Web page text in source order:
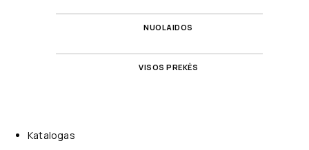
NUOLAIDOS
VISOS PREKĖS
Katalogas